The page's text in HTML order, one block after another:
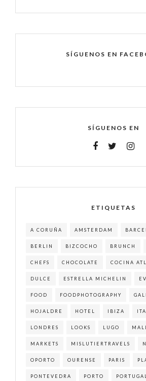
SÍGUENOS EN
SÍGUENOS EN
ETIQUETAS
A CORUÑA AMSTERDAM
BERLIN BIZCOCHO BRUNCH
CHEFS CHOCOLATE COCINA
DULCE ESTRELLA MICHELIN
FOOD FOODPHOTOGRAPHY
HOJALDRE HOTEL IBIZA
LONDRES LOOKS LUGO
MARKETS MISLUTIERTRAVELS
OPORTO OURENSE PARIS
PONTEVEDRA PORTO PORTUGAL